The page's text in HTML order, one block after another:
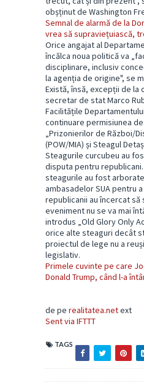
obșținut de Washington
Semnal de alarmă de la
vrea să supraviețuiască,
Orice angajat al
încălca noua politică va
disciplinare, inclusiv
la agenția de origine", se
Există, însă, excepții de la
secretar de stat Marco
Facilitățile
continuare permisiunea
„Prizonierilor de Război/
(POW/MIA) și Steagul
Steagurile curcubeu au
disputa pentru republicani.
steagurile au fost
ambasadelor SUA pentru
republicanii au încercat
eveniment nu se va mai
introdus „Old Glory Only
orice alte steaguri decât
proiectul de lege nu a
legislativ.
Primele cuvinte pe care
Donald Trump, când l-a
de pe realitatea.netext
Sent via IFTTT
TAGS